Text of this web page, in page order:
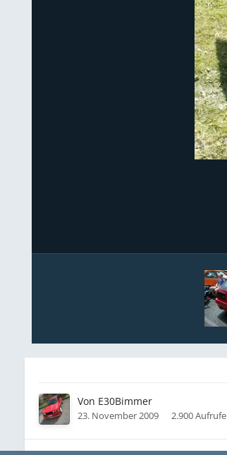
Von E30Bimmer
23. November 2009 2.900 Aufrufe